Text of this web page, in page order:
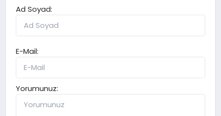
Ad Soyad:
E-Mail:
Yorumunuz: